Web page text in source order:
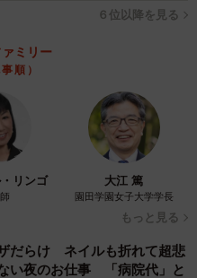
６位以降を見る
ミリー
順）
リンゴ 大江 篤
園田学園女子大学学長
もっと見る
だらけ ネイルも折れて超悲
い夜のお仕事 「病院代」と